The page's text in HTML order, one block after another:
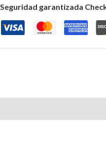
Seguridad garantizada